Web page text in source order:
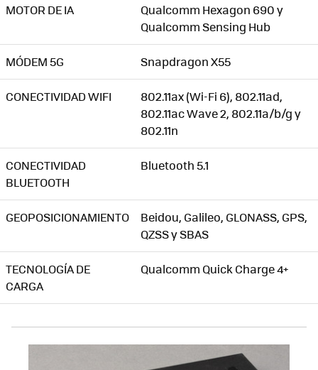
MOTOR DE IA
Qualcomm Hexagon 690 y
Qualcomm Sensing Hub
MÓDEM 5G Snapdragon X55
CONECTIVIDAD WIFI
802.11ax (Wi-Fi 6), 802.11ad,
802.11ac Wave 2, 802.11a/b/g y
802.11n
CONECTIVIDAD
BLUETOOTH
Bluetooth 5.1
GEOPOSICIONAMIENTO
Beidou, Galileo, GLONASS, GPS,
QZSS y SBAS
TECNOLOGÍA DE
CARGA
Qualcomm Quick Charge 4+